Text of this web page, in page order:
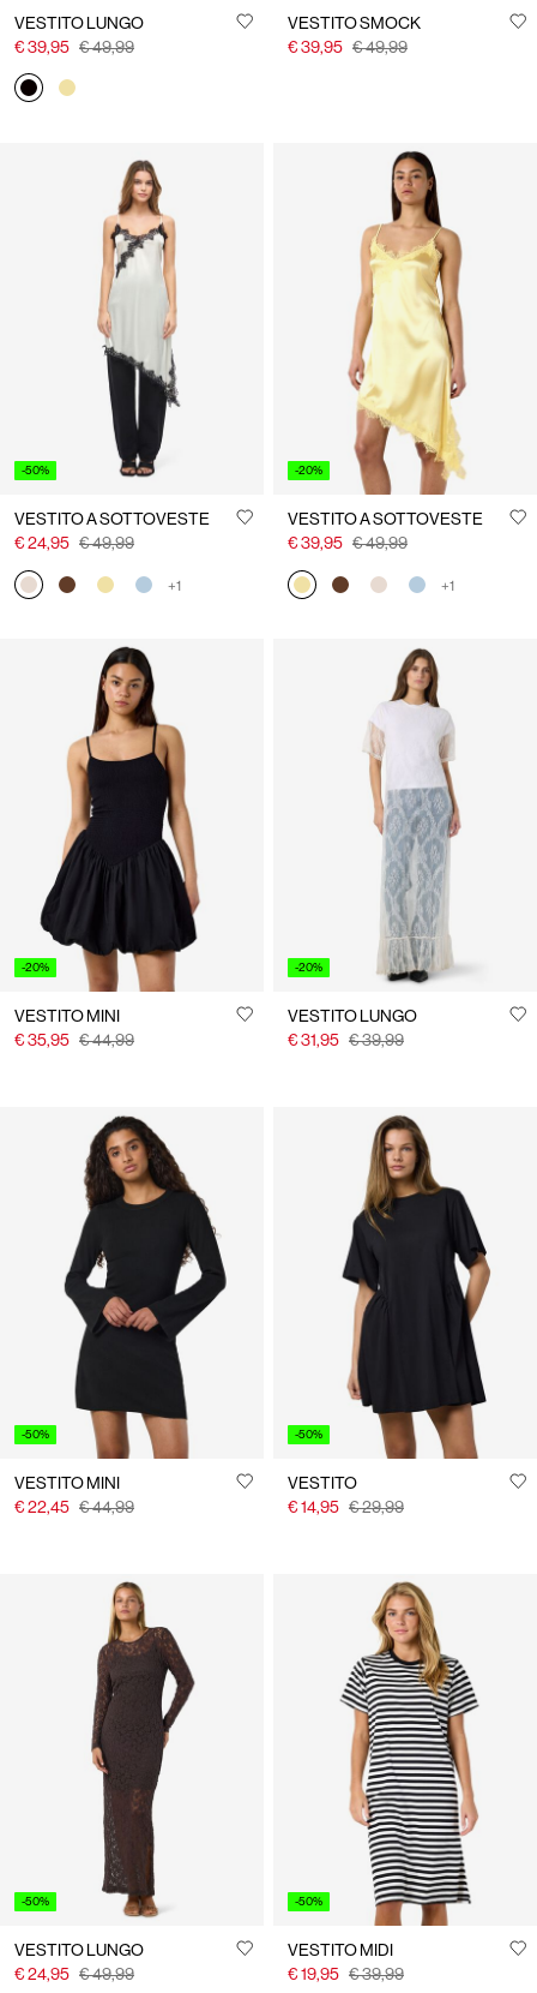
VESTITO LUNGO
€ 39,95 € 49,99
VESTITO SMOCK
€ 39,95 € 49,99
-50%
VESTITO A SOTTOVESTE
€ 24,95 € 49,99
+1
-20%
VESTITO A SOTTOVESTE
€ 39,95 € 49,99
+1
-20%
VESTITO MINI
€ 35,95 € 44,99
-20%
VESTITO LUNGO
€ 31,95 € 39,99
-50%
VESTITO MINI
€ 22,45 € 44,99
-50%
VESTITO
€ 14,95 € 29,99
-50%
VESTITO LUNGO
€ 24,95 € 49,99
-50%
VESTITO MIDI
€ 19,95 € 39,99